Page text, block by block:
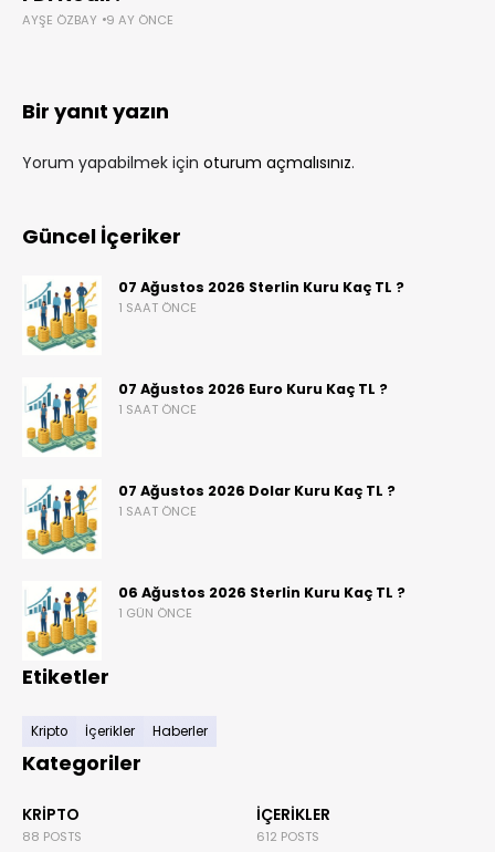
AYŞE ÖZBAY 9 AY ÖNCE
Bir yanıt yazın
Yorum yapabilmek için oturum açmalısınız.
Güncel İçeriker
07 Ağustos 2026 Sterlin Kuru Kaç TL ?
1 SAAT ÖNCE
07 Ağustos 2026 Euro Kuru Kaç TL ?
1 SAAT ÖNCE
07 Ağustos 2026 Dolar Kuru Kaç TL ?
1 SAAT ÖNCE
06 Ağustos 2026 Sterlin Kuru Kaç TL ?
1 GÜN ÖNCE
Etiketler
Kripto İçerikler Haberler
Kategoriler
KRIPTO
88 POSTS
İÇERIKLER
612 POSTS